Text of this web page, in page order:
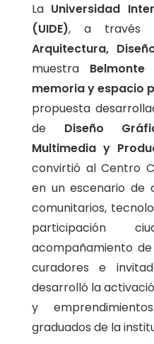
La Universidad
(UIDE), a través
Arquitectura,
muestra
memoria y espacio
propuesta
de Diseño
Multimedia y
convirtió al Centro
en un escenario de
comunitarios,
participación
acompañamiento
curadores e
desarrolló la
y
graduados de la